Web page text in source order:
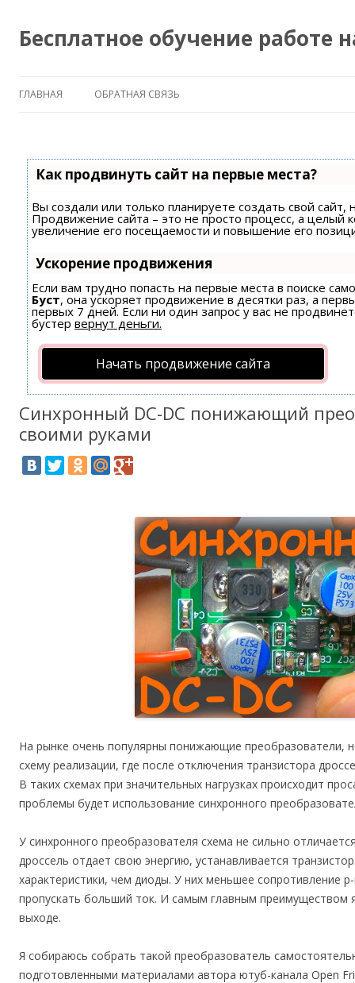
Бесплатное обучение работе
ГЛАВНАЯ ОБРАТНАЯ СВЯЗЬ
Как продвинуть сайт на первые места?
Вы создали или только планируете создать свой сайт,
Продвижение сайта – это не просто процесс, а целый
увеличение его посещаемости и повышение его
Ускорение продвижения
Если вам трудно попасть на первые места в поиске
Буст, она ускоряет продвижение в десятки раз, а
первых 7 дней. Если ни один запрос у вас не
бустер вернут деньги.
Начать продвижение сайта
Синхронный DC-DC понижающий
своими руками
На рынке очень популярны понижающие преобразователи,
схему реализации, где после отключения транзистора
В таких схемах при значительных нагрузках происходит
проблемы будет использование синхронного
У синхронного преобразователя схема не сильно
дроссель отдает свою энергию, устанавливается
характеристики, чем диоды. У них меньшее сопротивление
пропускать больший ток. И самым главным преимуществом
выходе.
Я собираюсь собрать такой преобразователь
подготовленными материалами автора ютуб-канала Open